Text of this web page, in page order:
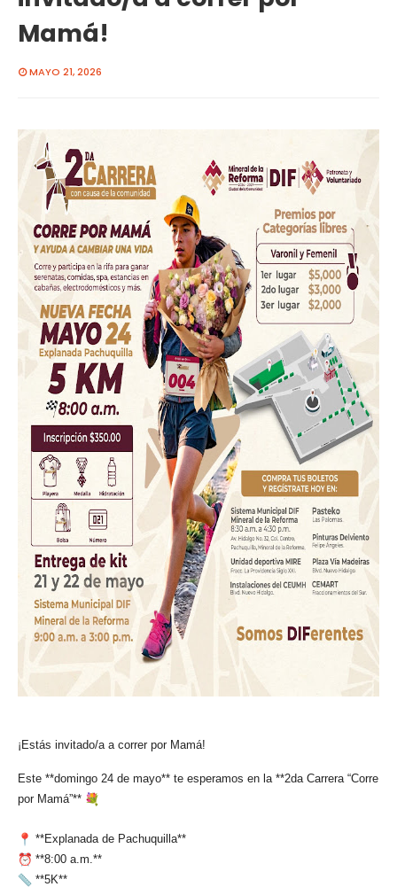
Mamá!
MAYO 21, 2026
¡Estás invitado/a a correr por Mamá!
Este **domingo 24 de mayo** te esperamos en la **2da Carrera “Corre
por Mamá”**
**Explanada de Pachuquilla**
**8:00 a.m.**
**5K**